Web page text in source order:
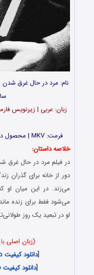
نام: مرد در حال غرق
فرمت: MKV | محصول دانمارک، انگلستان و یونان | امتیاز: 6.5
خلاصه داستان:
دور از خانه برای
می‌زند. در این میان او
می‌شود فقط برای زنده
او در تبعید یک روز
(زبان اصلی
[دانلود کیفیت 1080p با حجم 347 مگابایت
[دانلود کیفیت 720p با حجم 151 مگابایت